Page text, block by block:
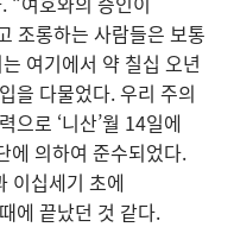
조롱하는 사람들은 보통
여기에서 약 칠십 오년
을 다물었다. 우리 주의
으로 ‘니산’월 14일에
에 의하여 준수되었다.
이십세기 초에
에 끝났던 것 같다.